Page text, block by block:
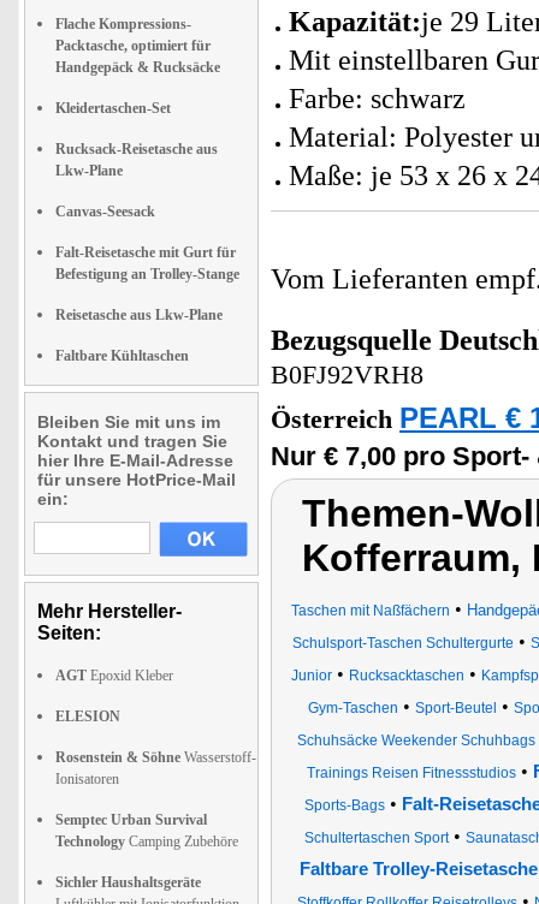
Flache Kompressions-
Packtasche, optimiert für
Handgepäck & Rucksäcke
Kleidertaschen-Set
Rucksack-Reisetasche aus
Lkw-Plane
Canvas-Seesack
Falt-Reisetasche mit Gurt für
Befestigung an Trolley-Stange
Reisetasche aus Lkw-Plane
Faltbare Kühltaschen
Bleiben Sie mit uns im
Kontakt und tragen Sie
hier Ihre E-Mail-Adresse
für unsere HotPrice-Mail
ein:
Mehr Hersteller-
Seiten:
AGT Epoxid Kleber
ELESION
Rosenstein & Söhne Wasserstoff-
Ionisatoren
Semptec Urban Survival
Technology Camping Zubehöre
Sichler Haushaltsgeräte
Kapazität:je 29
Mit einstellbaren
Farbe: schwarz
Material: Polyester
Maße: je 53 x 26 x
Vom Lieferanten
Bezugsquelle
B0FJ92VRH8
Österreich PEARL €
Nur € 7,00 pro
Themen-
Kofferraum,
Taschen mit Naßfächern •
Schulsport-Taschen Schultergurte •
Junior• Rucksacktaschen •
Gym-Taschen • Sport-Beutel •
Schuhsäcke Weekender Schuhbags
Trainings Reisen Fitnessstudios•
Sports-Bags • Falt-
Schultertaschen Sport•
Faltbare Trolley-